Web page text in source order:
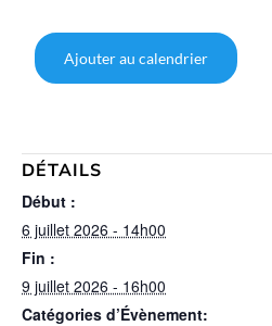
Ajouter au calendrier
DÉTAILS
Début :
6 juillet 2026 - 14h00
Fin :
9 juillet 2026 - 16h00
Catégories d’Évènement: